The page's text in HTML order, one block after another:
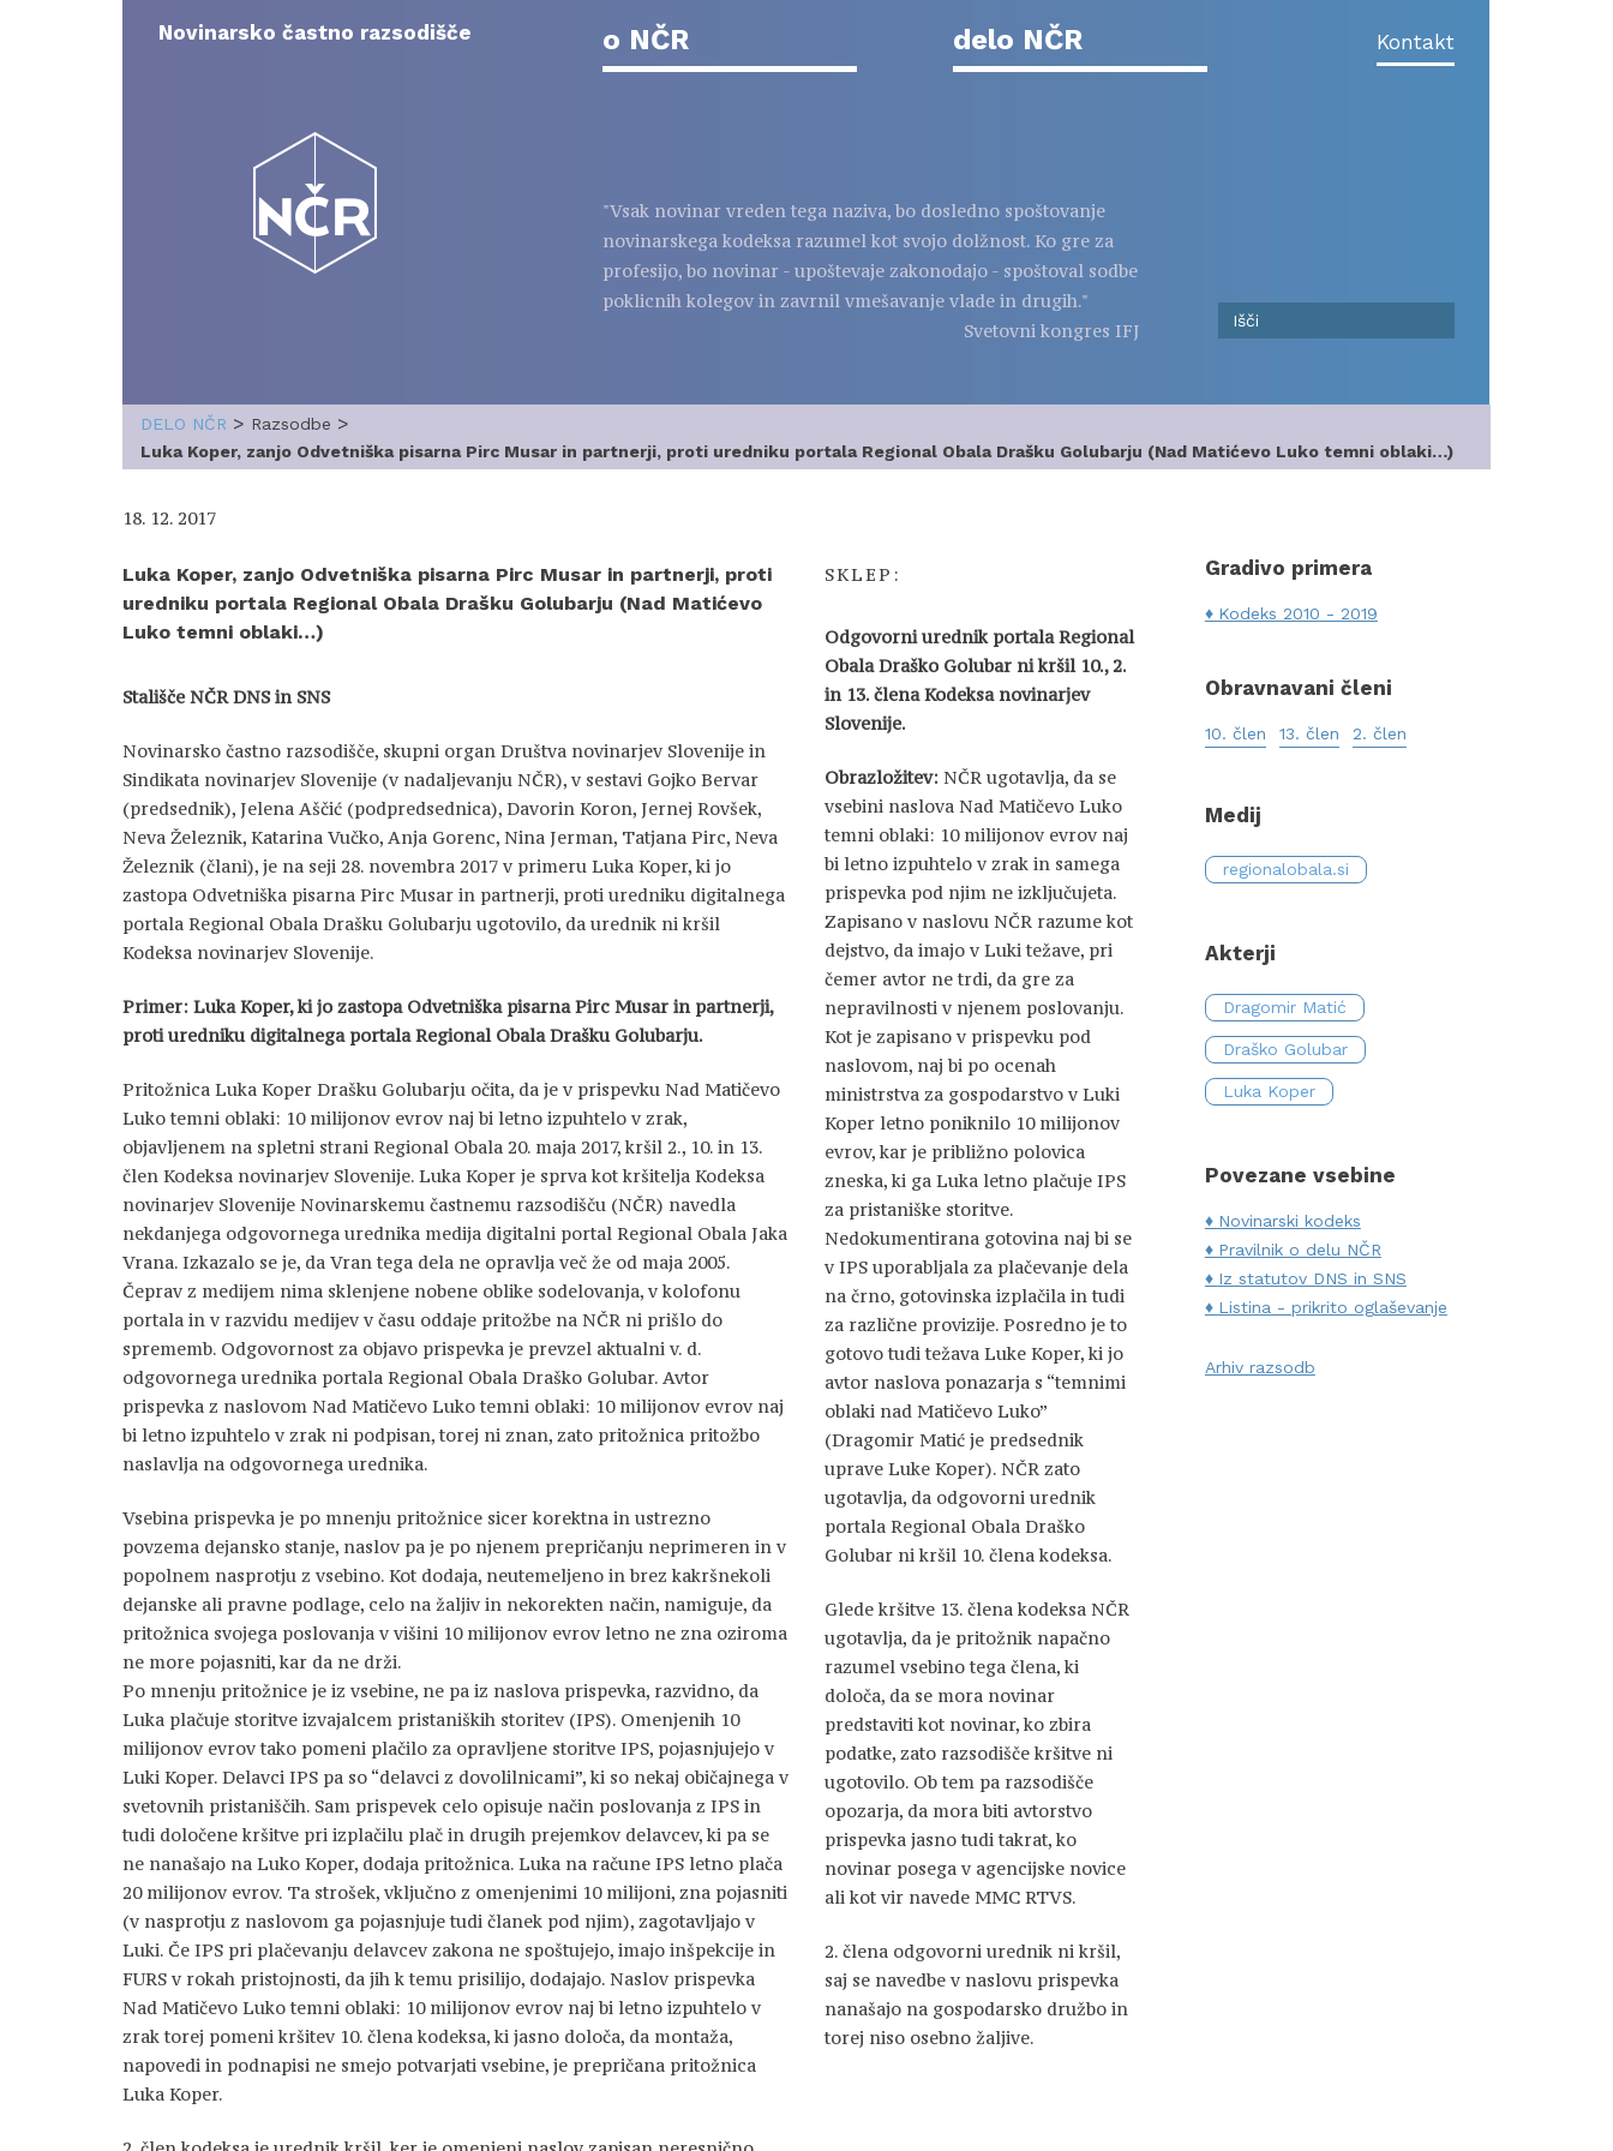
contentNovinarsko častno razsodišče o NČR delo NČR Kontakt
"Vsak novinar vreden tega naziva, bo dosledno spoštovanje
novinarskega kodeksa razumel kot svojo dolžnost. Ko gre za
profesijo, bo novinar - upoštevaje zakonodajo - spoštoval sodbe
poklicnih kolegov in zavrnil vmešavanje vlade in drugih."
Svetovni kongres IFJ
DELO NČR > Razsodbe >
Luka Koper, zanjo Odvetniška pisarna Pirc Musar in partnerji, proti uredniku portala Regional Obala Drašku Golubarju (Nad Matićevo Luko temni oblaki…)
18. 12. 2017
Luka Koper, zanjo Odvetniška pisarna Pirc Musar in partnerji, proti
uredniku portala Regional Obala Drašku Golubarju (Nad Matićevo
Luko temni oblaki…)
Stališče NČR DNS in SNS
Novinarsko častno razsodišče, skupni organ Društva novinarjev Slovenije in
Sindikata novinarjev Slovenije (v nadaljevanju NČR), v sestavi Gojko Bervar
(predsednik), Jelena Aščić (podpredsednica), Davorin Koron, Jernej Rovšek,
Neva Železnik, Katarina Vučko, Anja Gorenc, Nina Jerman, Tatjana Pirc, Neva
Železnik (člani), je na seji 28. novembra 2017 v primeru Luka Koper, ki jo
zastopa Odvetniška pisarna Pirc Musar in partnerji, proti uredniku digitalnega
portala Regional Obala Drašku Golubarju ugotovilo, da urednik ni kršil
Kodeksa novinarjev Slovenije.
Primer: Luka Koper, ki jo zastopa Odvetniška pisarna Pirc Musar in partnerji,
proti uredniku digitalnega portala Regional Obala Drašku Golubarju.
Pritožnica Luka Koper Drašku Golubarju očita, da je v prispevku Nad Matičevo
Luko temni oblaki: 10 milijonov evrov naj bi letno izpuhtelo v zrak,
objavljenem na spletni strani Regional Obala 20. maja 2017, kršil 2., 10. in 13.
člen Kodeksa novinarjev Slovenije. Luka Koper je sprva kot kršitelja Kodeksa
novinarjev Slovenije Novinarskemu častnemu razsodišču (NČR) navedla
nekdanjega odgovornega urednika medija digitalni portal Regional Obala Jaka
Vrana. Izkazalo se je, da Vran tega dela ne opravlja več že od maja 2005.
Čeprav z medijem nima sklenjene nobene oblike sodelovanja, v kolofonu
portala in v razvidu medijev v času oddaje pritožbe na NČR ni prišlo do
sprememb. Odgovornost za objavo prispevka je prevzel aktualni v. d.
odgovornega urednika portala Regional Obala Draško Golubar. Avtor
prispevka z naslovom Nad Matičevo Luko temni oblaki: 10 milijonov evrov naj
bi letno izpuhtelo v zrak ni podpisan, torej ni znan, zato pritožnica pritožbo
naslavlja na odgovornega urednika.
Vsebina prispevka je po mnenju pritožnice sicer korektna in ustrezno
povzema dejansko stanje, naslov pa je po njenem prepričanju neprimeren in v
popolnem nasprotju z vsebino. Kot dodaja, neutemeljeno in brez kakršnekoli
dejanske ali pravne podlage, celo na žaljiv in nekorekten način, namiguje, da
pritožnica svojega poslovanja v višini 10 milijonov evrov letno ne zna oziroma
ne more pojasniti, kar da ne drži.
Po mnenju pritožnice je iz vsebine, ne pa iz naslova prispevka, razvidno, da
Luka plačuje storitve izvajalcem pristaniških storitev (IPS). Omenjenih 10
milijonov evrov tako pomeni plačilo za opravljene storitve IPS, pojasnjujejo v
Luki Koper. Delavci IPS pa so “delavci z dovolilnicami”, ki so nekaj običajnega v
svetovnih pristaniščih. Sam prispevek celo opisuje način poslovanja z IPS in
tudi določene kršitve pri izplačilu plač in drugih prejemkov delavcev, ki pa se
ne nanašajo na Luko Koper, dodaja pritožnica. Luka na račune IPS letno plača
20 milijonov evrov. Ta strošek, vključno z omenjenimi 10 milijoni, zna pojasniti
(v nasprotju z naslovom ga pojasnjuje tudi članek pod njim), zagotavljajo v
Luki. Če IPS pri plačevanju delavcev zakona ne spoštujejo, imajo inšpekcije in
FURS v rokah pristojnosti, da jih k temu prisilijo, dodajajo. Naslov prispevka
Nad Matičevo Luko temni oblaki: 10 milijonov evrov naj bi letno izpuhtelo v
zrak torej pomeni kršitev 10. člena kodeksa, ki jasno določa, da montaža,
napovedi in podnapisi ne smejo potvarjati vsebine, je prepričana pritožnica
Luka Koper.
SKLEP:
Odgovorni urednik portala Regional
Obala Draško Golubar ni kršil 10., 2.
in 13. člena Kodeksa novinarjev
Slovenije.
Obrazložitev: NČR ugotavlja, da se
vsebini naslova Nad Matičevo Luko
temni oblaki: 10 milijonov evrov naj
bi letno izpuhtelo v zrak in samega
prispevka pod njim ne izključujeta.
Zapisano v naslovu NČR razume kot
dejstvo, da imajo v Luki težave, pri
čemer avtor ne trdi, da gre za
nepravilnosti v njenem poslovanju.
Kot je zapisano v prispevku pod
naslovom, naj bi po ocenah
ministrstva za gospodarstvo v Luki
Koper letno poniknilo 10 milijonov
evrov, kar je približno polovica
zneska, ki ga Luka letno plačuje IPS
za pristaniške storitve.
Nedokumentirana gotovina naj bi se
v IPS uporabljala za plačevanje dela
na črno, gotovinska izplačila in tudi
za različne provizije. Posredno je to
gotovo tudi težava Luke Koper, ki jo
avtor naslova ponazarja s “temnimi
oblaki nad Matičevo Luko”
(Dragomir Matić je predsednik
uprave Luke Koper). NČR zato
ugotavlja, da odgovorni urednik
portala Regional Obala Draško
Golubar ni kršil 10. člena kodeksa.
Glede kršitve 13. člena kodeksa NČR
ugotavlja, da je pritožnik napačno
razumel vsebino tega člena, ki
določa, da se mora novinar
predstaviti kot novinar, ko zbira
podatke, zato razsodišče kršitve ni
ugotovilo. Ob tem pa razsodišče
opozarja, da mora biti avtorstvo
prispevka jasno tudi takrat, ko
novinar posega v agencijske novice
ali kot vir navede MMC RTVS.
2. člena odgovorni urednik ni kršil,
saj se navedbe v naslovu prispevka
nanašajo na gospodarsko družbo in
torej niso osebno žaljive.
Gradivo primera
Kodeks 2010 - 2019
Obravnavani členi
10. člen 13. člen 2. člen
Medij
regionalobala.si
Akterji
Dragomir Matić
Draško Golubar
Luka Koper
Povezane vsebine
Novinarski kodeks
Pravilnik o delu NČR
Iz statutov DNS in SNS
Listina - prikrito oglaševanje
Arhiv razsodb